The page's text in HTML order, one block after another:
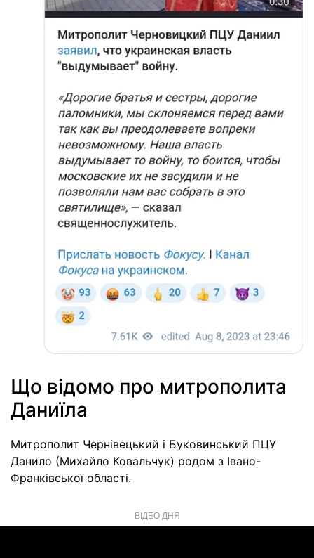
Що відомо про митрополита
Даниїла
Митрополит Чернівецький і Буковинський ПЦУ
Данило (Михайло Ковальчук) родом з Івано-
Франківської області.
ВІДЕО ДНЯ